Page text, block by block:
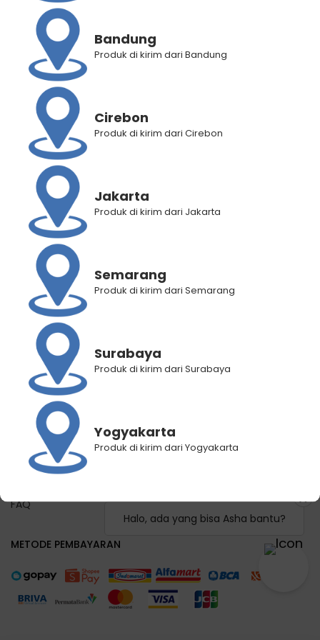
Halo, ada yang bisa Asha bantu?
BANTUAN
Panduan Pembelian
Panduan Registrasi
Panduan Pemilihan Cabang Pengiriman
Panduan Lacak Pengiriman
Lacak Pengiriman
Hubungi Kami
KEBIJAKAN KAMI
Syarat dan Ketentuan
FAQ
METODE PEMBAYARAN
Bandung
Produk di kirim dari Bandung
Cirebon
Produk di kirim dari Cirebon
Jakarta
Produk di kirim dari Jakarta
Semarang
Produk di kirim dari Semarang
Surabaya
Produk di kirim dari Surabaya
Yogyakarta
Produk di kirim dari Yogyakarta